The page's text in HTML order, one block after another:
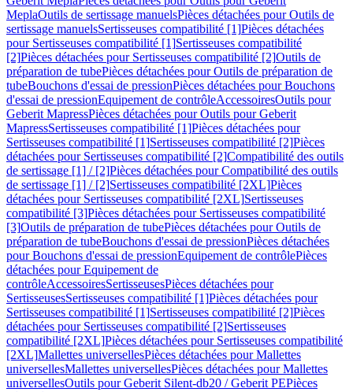
MeplaOutils de sertissage manuelsPièces détachées pour Outils de
sertissage manuelsSertisseuses compatibilité [1]Pièces détachées
pour Sertisseuses compatibilité [1]Sertisseuses compatibilité
[2]Pièces détachées pour Sertisseuses compatibilité [2]Outils de
préparation de tubePièces détachées pour Outils de préparation de
tubeBouchons d'essai de pressionPièces détachées pour Bouchons
d'essai de pressionEquipement de contrôleAccessoiresOutils pour
Geberit MapressPièces détachées pour Outils pour Geberit
MapressSertisseuses compatibilité [1]Pièces détachées pour
Sertisseuses compatibilité [1]Sertisseuses compatibilité [2]Pièces
détachées pour Sertisseuses compatibilité [2]Compatibilité des outils
de sertissage [1] / [2]Pièces détachées pour Compatibilité des outils
de sertissage [1] / [2]Sertisseuses compatibilité [2XL]Pièces
détachées pour Sertisseuses compatibilité [2XL]Sertisseuses
compatibilité [3]Pièces détachées pour Sertisseuses compatibilité
[3]Outils de préparation de tubePièces détachées pour Outils de
préparation de tubeBouchons d'essai de pressionPièces détachées
pour Bouchons d'essai de pressionEquipement de contrôlePièces
détachées pour Equipement de
contrôleAccessoiresSertisseusesPièces détachées pour
SertisseusesSertisseuses compatibilité [1]Pièces détachées pour
Sertisseuses compatibilité [1]Sertisseuses compatibilité [2]Pièces
détachées pour Sertisseuses compatibilité [2]Sertisseuses
compatibilité [2XL]Pièces détachées pour Sertisseuses compatibilité
[2XL]Mallettes universellesPièces détachées pour Mallettes
universellesMallettes universellesPièces détachées pour Mallettes
universellesOutils pour Geberit Silent-db20 / Geberit PEPièces